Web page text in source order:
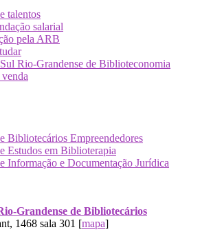
talentos
salarial
pela ARB
Rio-Grandense de Biblioteconomia
Bibliotecários Empreendedores
Estudos em Biblioterapia
Informação e Documentação Jurídica
Grandense de Bibliotecários
1468 sala 301 [mapa]